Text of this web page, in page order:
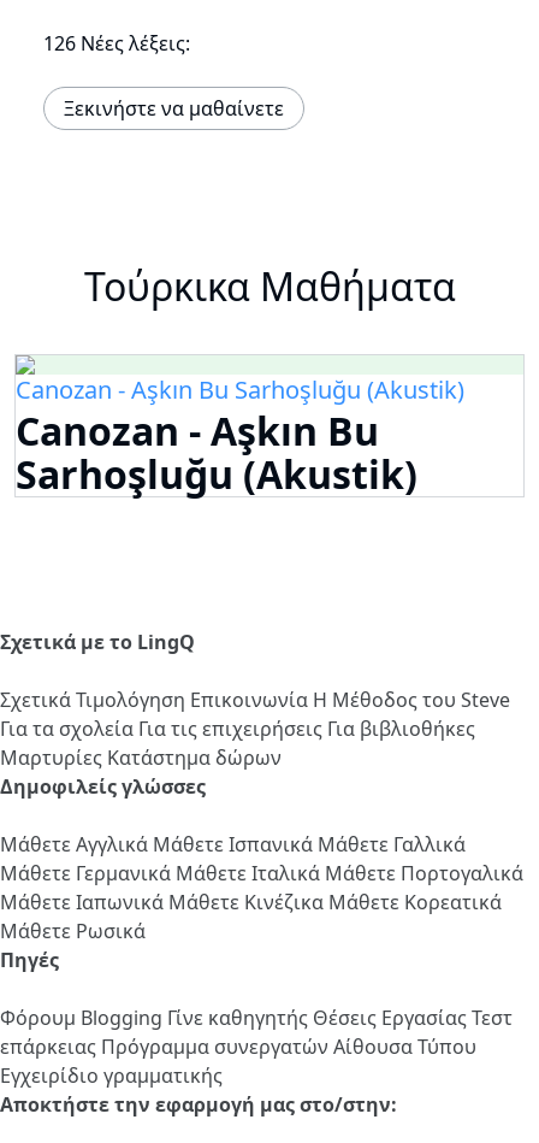
126 Νέες λέξεις:
Ξεκινήστε να μαθαίνετε
Τούρκικα Μαθήματα
Canozan - Aşkın Bu Sarhoşluğu (Akustik)
Canozan - Aşkın Bu
Sarhoşluğu (Akustik)
Σχετικά με το LingQ
ΣχετικάΤιμολόγηση Επικοινωνία Η Μέθοδος του Steve
Για τα σχολεία Για τις επιχειρήσεις Για βιβλιοθήκες
Μαρτυρίες Κατάστημα δώρων
Δημοφιλείς γλώσσες
Μάθετε Αγγλικά Μάθετε Ισπανικά Μάθετε Γαλλικά
Μάθετε Γερμανικά Μάθετε Ιταλικά Μάθετε Πορτογαλικά
Μάθετε Ιαπωνικά Μάθετε Κινέζικα Μάθετε Κορεατικά
Μάθετε Ρωσικά
Πηγές
Φόρουμ Blogging Γίνε καθηγητής Θέσεις ΕργασίαςΤεστ
επάρκειας Πρόγραμμα συνεργατών Αίθουσα Τύπου
Εγχειρίδιο γραμματικής
Αποκτήστε την εφαρμογή μας στο/στην: